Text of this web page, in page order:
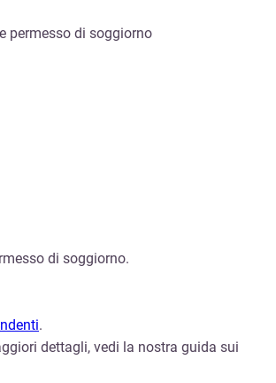
permesso di soggiorno
di soggiorno.
.
dettagli, vedi la nostra guida sui